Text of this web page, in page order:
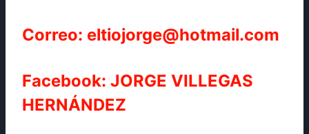
Correo: eltiojorge@hotmail.com
Facebook: JORGE VILLEGAS
HERNÁNDEZ